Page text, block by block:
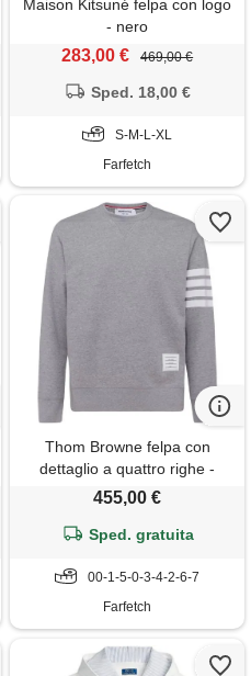
Maison Kitsuné felpa con logo
- nero
283,00 € 469,00 €
Sped. 18,00 €
S-M-L-XL
Farfetch
Thom Browne felpa con
dettaglio a quattro righe -
grigio
455,00 €
Sped. gratuita
00-1-5-0-3-4-2-6-7
Farfetch